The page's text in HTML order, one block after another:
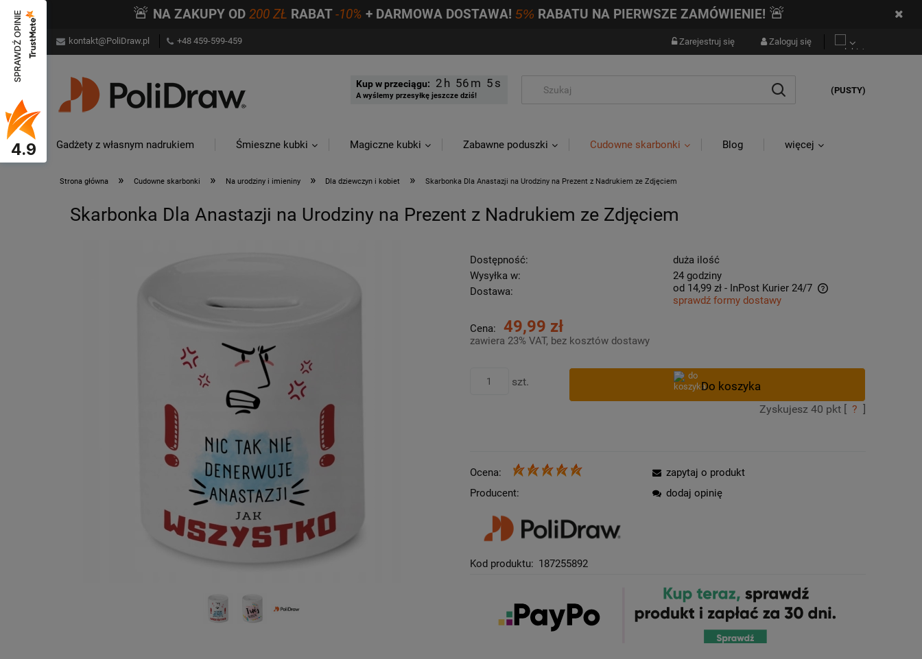
🚨 NA ZAKUPY OD 200 ZŁ RABAT-10% + DARMOWA DOSTAWA! 5% RABATU NA PIERWSZE ZAMÓWIENIE! 🚨
kontakt@PoliDraw.pl +48 459-599-459 Zarejestruj się Zaloguj się
(PUSTY)
Kup w przeciągu: 2 56 4
A wyślemy przesyłkę jeszcze dziś!
Gadżety z własnym nadrukiem Śmieszne kubki Magiczne kubki Zabawne poduszki Cudowne skarbonki Blog więcej
Strona główna » Cudowne skarbonki » Na urodziny i imieniny » Dla dziewczyn i kobiet » Skarbonka Dla Anastazji na Urodziny na Prezent z Nadrukiem ze Zdjęciem
Skarbonka Dla Anastazji na Urodziny na Prezent z Nadrukiem ze Zdjęciem
Dostępność:
duża ilość
Wysyłka w:
24 godziny
Dostawa:
od 14,99 zł - InPost Kurier 24/7
sprawdź formy dostawy
Cena: 49,99 zł
zawiera 23% VAT, bez kosztów dostawy
szt.
Zyskujesz 40 pkt [ ? ]
Ocena:
Producent:
Kod produktu: 187255892
zapytaj o produkt
dodaj opinię
SPRAWDŹ OPINIE
4.9